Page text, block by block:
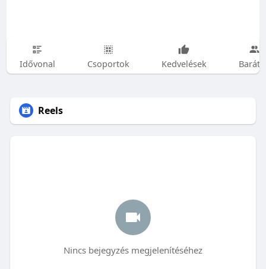
Idővonal Csoportok Kedvelések
Reels
Nincs bejegyzés megjelenítéséhez